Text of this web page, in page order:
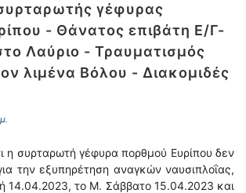
γέφυρας
- Θάνατος επιβάτη Ε/Γ-
Λαύριο - Τραυματισμός
λιμένα Βόλου - Διακομιδές
η συρταρωτή γέφυρα πορθμού Ευρίπου δεν
την εξυπηρέτηση αναγκών ναυσιπλοΐας,
14.04.2023, το Μ. Σάββατο 15.04.2023 και